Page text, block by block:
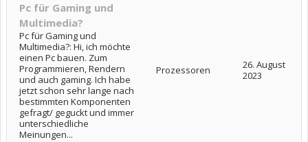
Pc für Gaming und
Multimedia?
Pc für Gaming und
Multimedia?: Hi, ich möchte
einen Pc bauen. Zum
Programmieren, Rendern
und auch gaming. Ich habe
jetzt schon sehr lange nach
bestimmten Komponenten
gefragt/ geguckt und immer
unterschiedliche
Meinungen...
Prozessoren
26. August
2023